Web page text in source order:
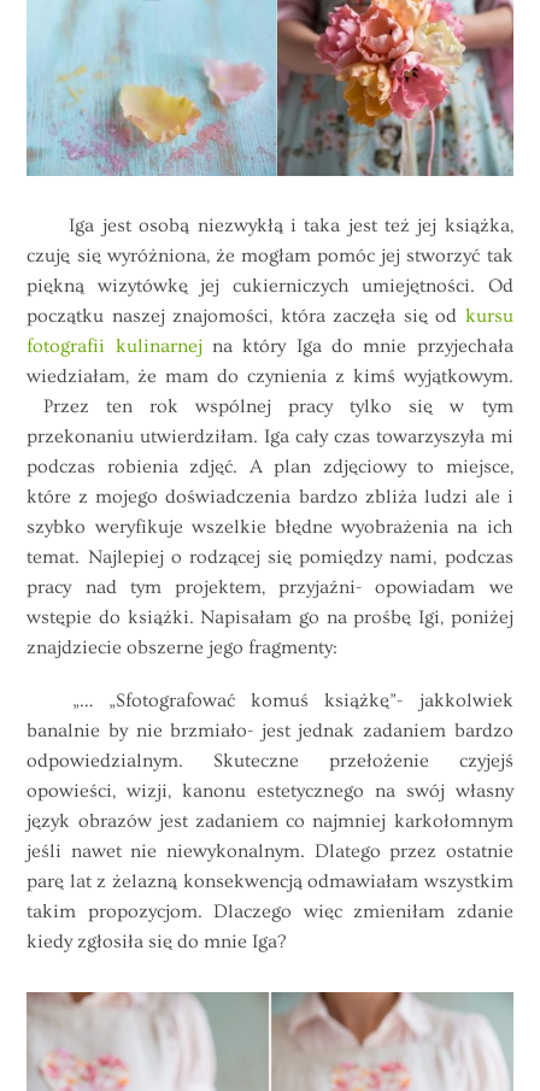
Iga jest osobą niezwykłą i taka jest też jej książka,
czuję się wyróżniona, że mogłam pomóc jej stworzyć tak
piękną wizytówkę jej cukierniczych umiejętności. Od
początku naszej znajomości, która zaczęła się od kursu
fotografii kulinarnejna który Iga do mnie przyjechała
wiedziałam, że mam do czynienia z kimś wyjątkowym.
Przez ten rok wspólnej pracy tylko się w tym
przekonaniu utwierdziłam. Iga cały czas towarzyszyła mi
podczas robienia zdjęć. A plan zdjęciowy to miejsce,
które z mojego doświadczenia bardzo zbliża ludzi ale i
szybko weryfikuje wszelkie błędne wyobrażenia na ich
temat. Najlepiej o rodzącej się pomiędzy nami, podczas
pracy nad tym projektem, przyjaźni- opowiadam we
wstępie do książki. Napisałam go na prośbę Igi, poniżej
znajdziecie obszerne jego fragmenty:
„… „Sfotografować komuś książkę”- jakkolwiek
banalnie by nie brzmiało- jest jednak zadaniem bardzo
odpowiedzialnym. Skuteczne przełożenie czyjejś
opowieści, wizji, kanonu estetycznego na swój własny
język obrazów jest zadaniem co najmniej karkołomnym
jeśli nawet nie niewykonalnym. Dlatego przez ostatnie
parę lat z żelazną konsekwencją odmawiałam wszystkim
takim propozycjom. Dlaczego więc zmieniłam zdanie
kiedy zgłosiła siędo mnie Iga?